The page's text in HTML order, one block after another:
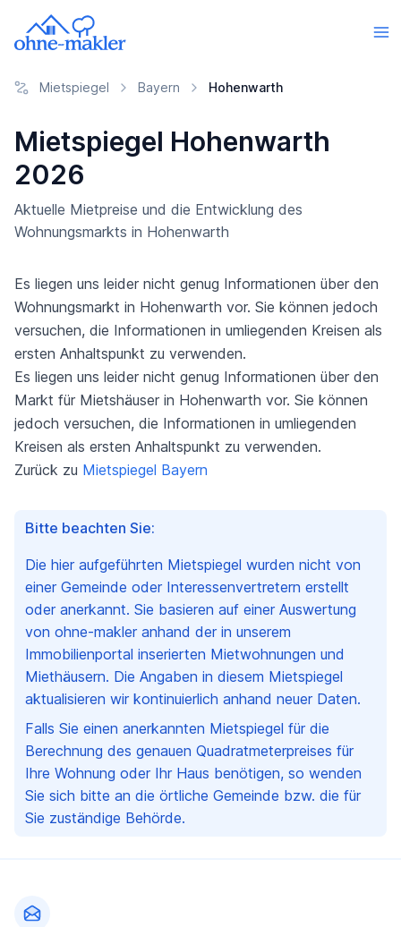
Mietspiegel Bayern Hohenwarth
Mietspiegel Hohenwarth
2026
Aktuelle Mietpreise und die Entwicklung des
Wohnungsmarkts in Hohenwarth
Es liegen uns leider nicht genug Informationen über den
Wohnungsmarkt in Hohenwarth vor. Sie können jedoch
versuchen, die Informationen in umliegenden Kreisen als
ersten Anhaltspunkt zu verwenden.
Es liegen uns leider nicht genug Informationen über den
Markt für Mietshäuser in Hohenwarth vor. Sie können
jedoch versuchen, die Informationen in umliegenden
Kreisen als ersten Anhaltspunkt zu verwenden.
Zurück zu Mietspiegel Bayern
Bitte beachten Sie:
Die hier aufgeführten Mietspiegel wurden nicht von
einer Gemeinde oder Interessenvertretern erstellt
oder anerkannt. Sie basieren auf einer Auswertung
von ohne-makler anhand der in unserem
Immobilienportal inserierten Mietwohnungen und
Miethäusern. Die Angaben in diesem Mietspiegel
aktualisieren wir kontinuierlich anhand neuer Daten.
Falls Sie einen anerkannten Mietspiegel für die
Berechnung des genauen Quadratmeterpreises für
Ihre Wohnung oder Ihr Haus benötigen, so wenden
Sie sich bitte an die örtliche Gemeinde bzw. die für
Sie zuständige Behörde.